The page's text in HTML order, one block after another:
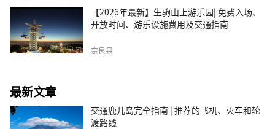
【2026年最新】生驹山上游乐园| 免费入场、
开放时间、游乐设施费用及交通指南
奈良县
最新文章
交通鹿儿岛完全指南 | 推荐的飞机、火车和轮
渡路线